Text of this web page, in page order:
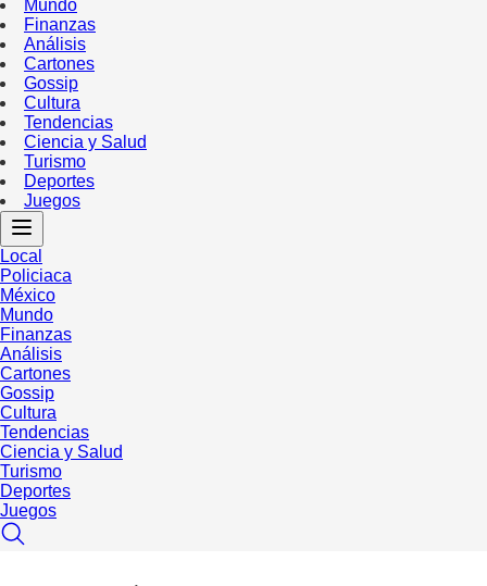
Mundo
Finanzas
Análisis
Cartones
Gossip
Cultura
Tendencias
Ciencia y Salud
Turismo
Deportes
Juegos
Local
Policiaca
México
Mundo
Finanzas
Análisis
Cartones
Gossip
Cultura
Tendencias
Ciencia y Salud
Turismo
Deportes
Juegos